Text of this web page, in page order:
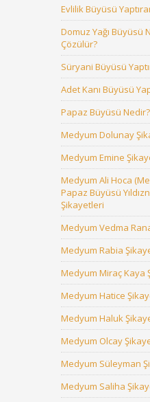
Evlilik Büyüsü
Domuz Yağı Büyüsü
Çözülür?
Süryani Büyüsü
Adet Kanı Büyüsü
Papaz Büyüsü Nedir?
Medyum Dolunay
Medyum Emine
Medyum Ali Hoca
Papaz Büyüsü
Şikayetleri
Medyum Vedma
Medyum Rabia
Medyum Miraç Kaya
Medyum Hatice
Medyum Haluk
Medyum Olcay
Medyum Süleyman
Medyum Saliha